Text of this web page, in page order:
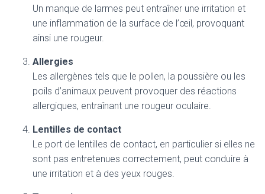
Un manque de larmes peut entraîner une irritation et
une inflammation de la surface de l’œil, provoquant
ainsi une rougeur.
Allergies
Les allergènes tels que le pollen, la poussière ou les
poils d’animaux peuvent provoquer des réactions
allergiques, entraînant une rougeur oculaire.
Lentilles de contact
Le port de lentilles de contact, en particulier si elles ne
sont pas entretenues correctement, peut conduire à
une irritation et à des yeux rouges.